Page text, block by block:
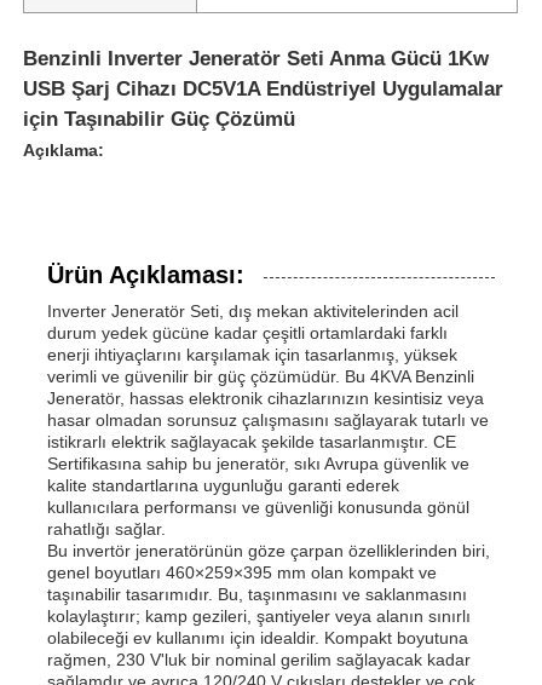
Ana sayfa
Benzinli Inverter Jeneratör Seti Anma Gücü 1Kw
USB Şarj Cihazı DC5V1A Endüstriyel Uygulamalar
için Taşınabilir Güç Çözümü
Açıklama:
Ürün Açıklaması:
Inverter Jeneratör Seti, dış mekan aktivitelerinden acil
durum yedek gücüne kadar çeşitli ortamlardaki farklı
enerji ihtiyaçlarını karşılamak için tasarlanmış, yüksek
verimli ve güvenilir bir güç çözümüdür. Bu 4KVA Benzinli
Jeneratör, hassas elektronik cihazlarınızın kesintisiz veya
hasar olmadan sorunsuz çalışmasını sağlayarak tutarlı ve
istikrarlı elektrik sağlayacak şekilde tasarlanmıştır. CE
Sertifikasına sahip bu jeneratör, sıkı Avrupa güvenlik ve
kalite standartlarına uygunluğu garanti ederek
kullanıcılara performansı ve güvenliği konusunda gönül
rahatlığı sağlar.
Bu invertör jeneratörünün göze çarpan özelliklerinden biri,
genel boyutları 460×259×395 mm olan kompakt ve
taşınabilir tasarımıdır. Bu, taşınmasını ve saklanmasını
kolaylaştırır; kamp gezileri, şantiyeler veya alanın sınırlı
olabileceği ev kullanımı için idealdir. Kompakt boyutuna
rağmen, 230 V'luk bir nominal gerilim sağlayacak kadar
sağlamdır ve ayrıca 120/240 V çıkışları destekler ve çok